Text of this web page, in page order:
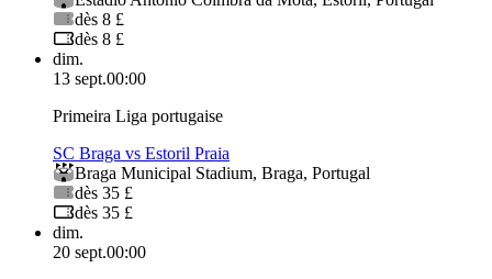
dès 8 £
dès 8 £
dim.
13 sept.00:00
Primeira Liga portugaise
SC Braga vs Estoril Praia
Braga Municipal Stadium, Braga, Portugal
dès 35 £
dès 35 £
dim.
20 sept.00:00